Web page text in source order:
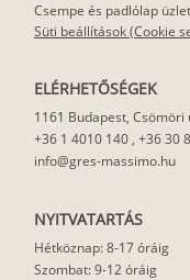
Csempe és padlólap üzlet
Süti beállítások (Cookie
ELÉRHETŐSÉGEK
1161 Budapest, Csömöri
+36 1 4010 140 , +36 30
info@gres-massimo.hu
NYITVATARTÁS
Hétköznap: 8-17 óráig
Szombat: 9-12 óráig